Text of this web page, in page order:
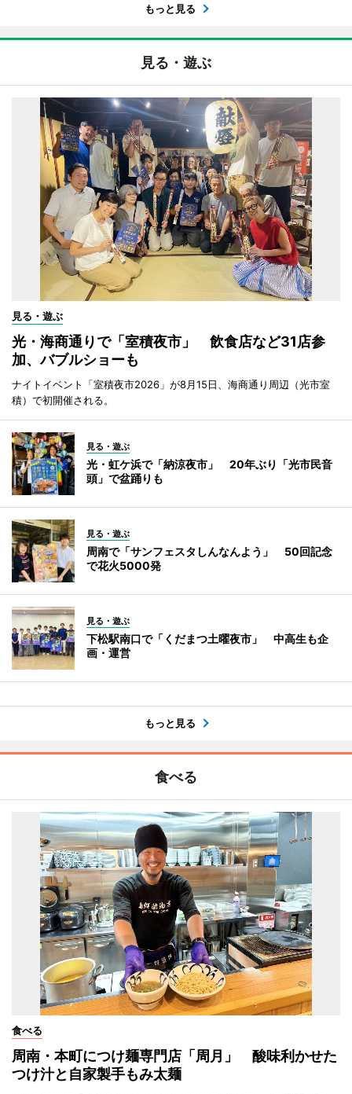
もっと見る
見る・遊ぶ
見る・遊ぶ
光・海商通りで「室積夜市」 飲食店など31店参
加、バブルショーも
ナイトイベント「室積夜市2026」が8月15日、海商通り周辺（光市室
積）で初開催される。
見る・遊ぶ
光・虹ケ浜で「納涼夜市」 20年ぶり「光市民音
頭」で盆踊りも
見る・遊ぶ
周南で「サンフェスタしんなんよう」 50回記念
で花火5000発
見る・遊ぶ
下松駅南口で「くだまつ土曜夜市」 中高生も企
画・運営
もっと見る
食べる
食べる
周南・本町につけ麺専門店「周月」 酸味利かせた
つけ汁と自家製手もみ太麺